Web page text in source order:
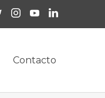
Contacto